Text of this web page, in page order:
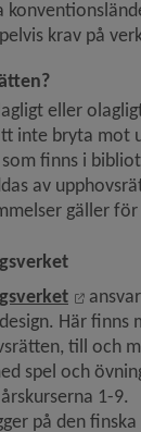
krav på
eller
inte bryta mot
finns i
av
gäller
Länk
Här finns
till annan
spel och
1-9.